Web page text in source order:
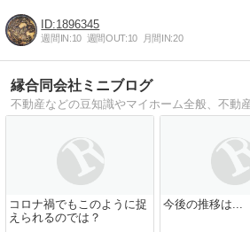
1896345
週間IN:10 週間OUT:10 月間IN:20
縁合同会社ミニブログ
コロナ禍でもこのように捉
えられるのでは？
今後の推移は...